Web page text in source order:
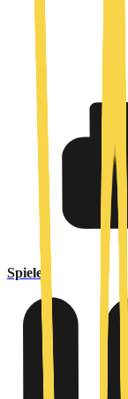
Spiele